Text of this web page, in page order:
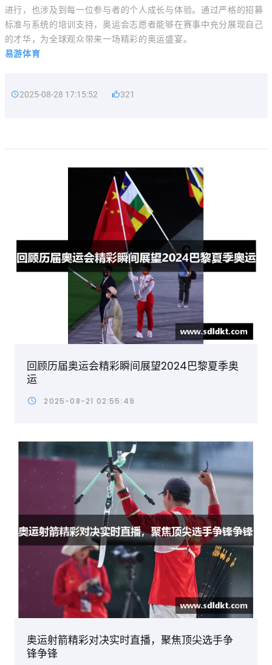
进行，也涉及到每一位参与者的个人成长与体验。通过严格的招募
标准与系统的培训支持，奥运会志愿者能够在赛事中充分展现自己
的才华，为全球观众带来一场精彩的奥运盛宴。
易游体育
2025-08-28 17:15:52 321
回顾历届奥运会精彩瞬间展望2024巴黎夏季奥
运
2025-08-21 02:55:49
奥运射箭精彩对决实时直播，聚焦顶尖选手争
锋争锋